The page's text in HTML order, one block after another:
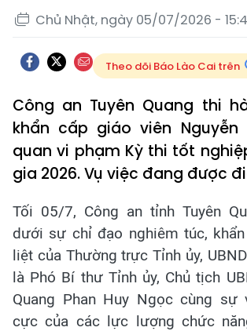
Chủ Nhật, ngày 05/07/2026 -
Theo dõi Báo Lào Cai trên
Công an Tuyên Quang thi
khẩn cấp giáo viên Nguyễn
quan vi phạm Kỳ thi tốt
gia 2026. Vụ việc đang được
Tối 05/7, Công an tỉnh Tuyên
dưới sự chỉ đạo nghiêm túc,
liệt của Thường trực Tỉnh ủy,
là Phó Bí thư Tỉnh ủy, Chủ tịch
Quang Phan Huy Ngọc cùng sự
cực của các lực lượng chức